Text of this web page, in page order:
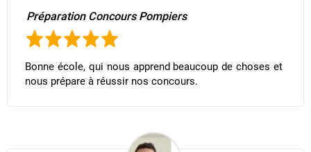
Préparation Concours Pompiers
Bonne école, qui nous apprend beaucoup de choses et
nous prépare à réussir nos concours.